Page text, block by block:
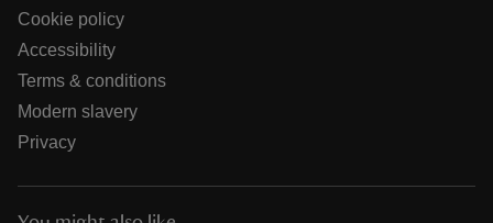
Cookie policy
Accessibility
Terms & conditions
Modern slavery
Privacy